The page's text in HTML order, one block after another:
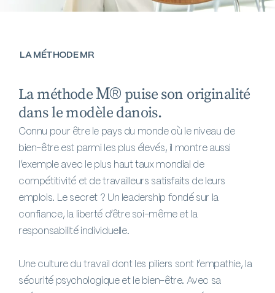
La méthode
puise son originalité
dans le modèle danois.
Connu pour être le pays du monde où le niveau de
bien-être est parmi les plus élevés, il montre aussi
l’exemple avec le plus haut taux mondial de
compétitivité et de travailleurs satisfaits de leurs
emplois. Le secret ? Un leadership fondé sur la
confiance, la liberté d’être soi-même et la
responsabilité individuelle.
Une culture du travail dont les piliers sont l’empathie, la
sécurité psychologique et le bien-être. Avec sa
LA MÉTHODE MR